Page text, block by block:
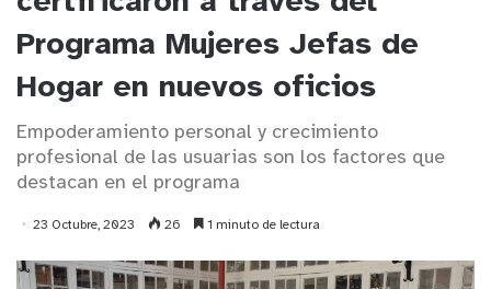
Programa Mujeres Jefas de
Hogar en nuevos oficios
Empoderamiento personal y crecimiento
profesional de las usuarias son los factores que
destacan en el programa
23 Octubre, 2023 26 1 minuto de lectura